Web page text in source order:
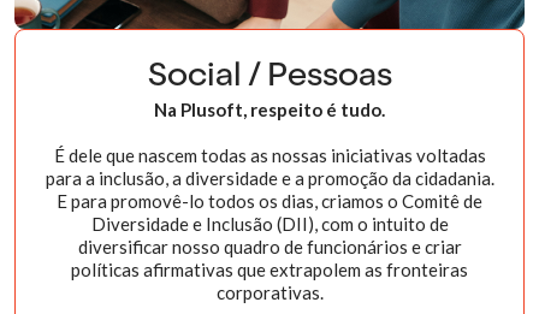
Social / Pessoas
Na Plusoft, respeito é tudo.
É dele que nascem todas as nossas iniciativas voltadas
para a inclusão, a diversidade e a promoção da cidadania.
E para promovê-lo todos os dias, criamos o Comitê de
Diversidade e Inclusão (DII), com o intuito de
diversificar nosso quadro de funcionários e criar
políticas afirmativas que extrapolem as fronteiras
corporativas.